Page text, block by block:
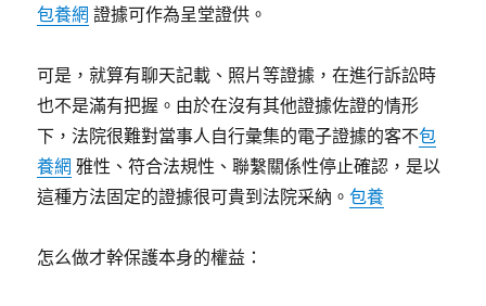
包養網 證據可作為呈堂證供。
可是，就算有聊天記載、照片等證據，在進行訴訟時
也不是滿有把握。由於在沒有其他證據佐證的情形
下，法院很難對當事人自行彙集的電子證據的客不包
養網 雅性、符合法規性、聯繫關係性停止確認，是以
這種方法固定的證據很可貴到法院采納。包養
怎么做才幹保護本身的權益：